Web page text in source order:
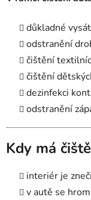
důkladné
odstranění
čištění
čištění
dezinfekci
odstranění
Kdy má
interiér je
v autě se